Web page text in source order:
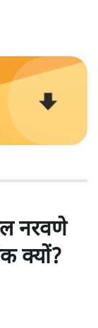
नरवणे
क्यों?